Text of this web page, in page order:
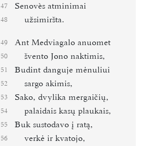
47 Senovès atminimai
48 užsimiršta.
49 Ant Medviagalo anuomet
50 švento Jono naktimis,
51 Budint danguje mėnuliui
52 sargo akimis,
53 Sako, dvylika mergaičių,
54 palaidais kasų plaukais,
55 Buk sustodavo į ratą,
56 verkė ir kvatojo,